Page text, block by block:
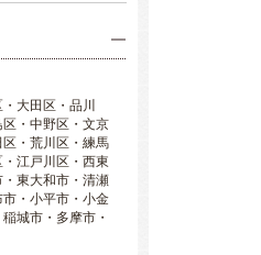
大田区・品川
・中野区・文京
・荒川区・練馬
江戸川区・西東
東大和市・清瀬
・小平市・小金
城市・多摩市・